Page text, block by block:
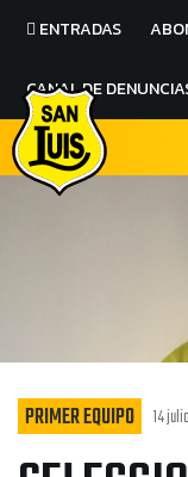
ENTRADAS
CANAL DE
PRIMER EQUIPO 14